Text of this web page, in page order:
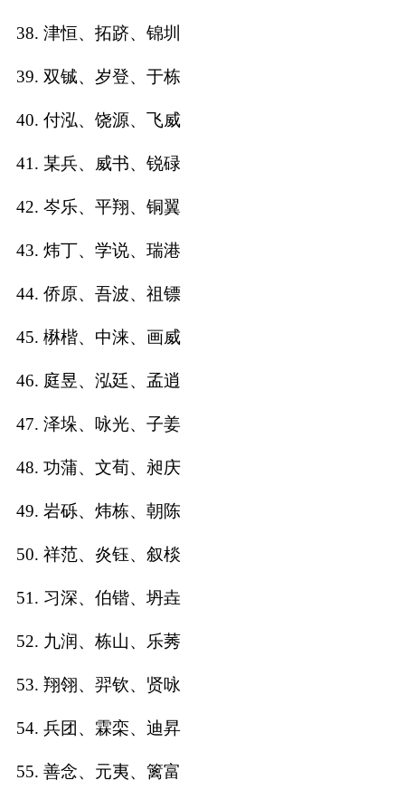
38. 津恒、拓跻、锦圳
39. 双铖、岁登、于栋
40. 付泓、饶源、飞威
41. 某兵、威书、锐碌
42. 岑乐、平翔、铜翼
43. 炜丁、学说、瑞港
44. 侨原、吾波、祖镖
45. 楙楷、中涞、画威
46. 庭昱、泓廷、孟逍
47. 泽垛、咏光、子姜
48. 功蒲、文荀、昶庆
49. 岩砾、炜栋、朝陈
50. 祥范、炎钰、叙棪
51. 习深、伯锴、坍垚
52. 九润、栋山、乐莠
53. 翔翎、羿钦、贤咏
54. 兵团、霖栾、迪昇
55. 善念、元夷、篱富